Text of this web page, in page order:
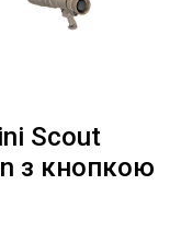
Scout
з кнопкою